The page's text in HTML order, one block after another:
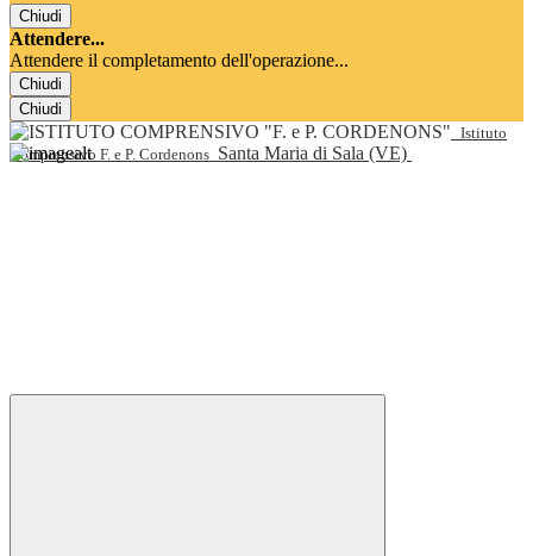
Chiudi
Attendere...
Attendere il completamento dell'operazione...
Chiudi
Chiudi
Istituto
Comprensivo F. e P. Cordenons Santa Maria di Sala (VE)